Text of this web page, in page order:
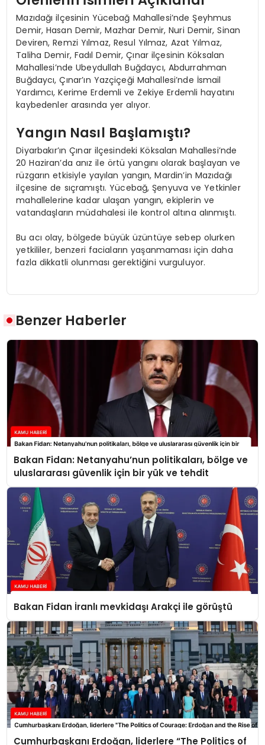
Mazıdağı ilçesinin Yücebağ Mahallesi’nde Şeyhmus
Demir, Hasan Demir, Mazhar Demir, Nuri Demir, Sinan
Deviren, Remzi Yılmaz, Resul Yılmaz, Azat Yılmaz,
Taliha Demir, Fadıl Demir, Çınar ilçesinin Köksalan
Mahallesi’nde Ubeydullah Buğdaycı, Abdurrahman
Buğdaycı, Çınar’ın Yazçiçeği Mahallesi’nde İsmail
Yardımcı, Kerime Erdemli ve Zekiye Erdemli hayatını
kaybedenler arasında yer alıyor.
Yangın Nasıl Başlamıştı?
Diyarbakır’ın Çınar ilçesindeki Köksalan Mahallesi’nde
20 Haziran’da anız ile örtü yangını olarak başlayan ve
rüzgarın etkisiyle yayılan yangın, Mardin’in Mazıdağı
ilçesine de sıçramıştı. Yücebağ, Şenyuva ve Yetkinler
mahallelerine kadar ulaşan yangın, ekiplerin ve
vatandaşların müdahalesi ile kontrol altına alınmıştı.
Bu acı olay, bölgede büyük üzüntüye sebep olurken
yetkililer, benzeri faciaların yaşanmaması için daha
fazla dikkatli olunması gerektiğini vurguluyor.
Benzer Haberler
Bakan Fidan: Netanyahu’nun politikaları, bölge ve
uluslararası güvenlik için bir yük ve tehdit
Bakan Fidan İranlı mevkidaşı Arakçi ile görüştü
Cumhurbaşkanı Erdoğan, liderlere “The Politics of